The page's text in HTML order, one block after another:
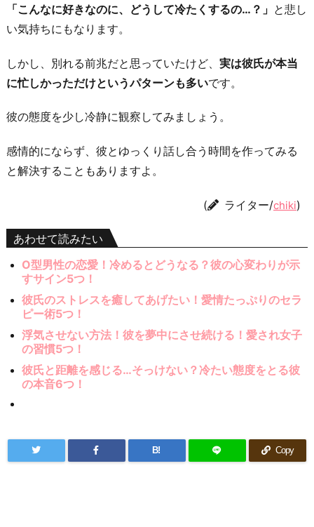
「こんなに好きなのに、どうして冷たくするの…？」 と悲し
い気持ちにもなります。
しかし、別れる前兆だと思っていたけど、 実は彼氏が本当
に忙しかっただけというパターンも多いです。
彼の態度を少し冷静に観察してみましょう。
感情的にならず、彼とゆっくり話し合う時間を作ってみる
と解決することもありますよ。
( ライター/chiki)
あわせて読みたい
O型男性の恋愛！冷めるとどうなる？彼の心変わりが示
すサイン5つ！
彼氏のストレスを癒してあげたい！愛情たっぷりのセラ
ピー術5つ！
浮気させない方法！彼を夢中にさせ続ける！愛され女子
の習慣5つ！
彼氏と距離を感じる…そっけない？冷たい態度をとる彼
の本音6つ！
B! Copy